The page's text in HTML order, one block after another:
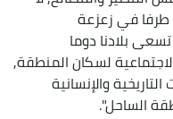
في زعزعة
بلادنا دوما
لسكان المنطقة,
والإنسانية
الساحل".